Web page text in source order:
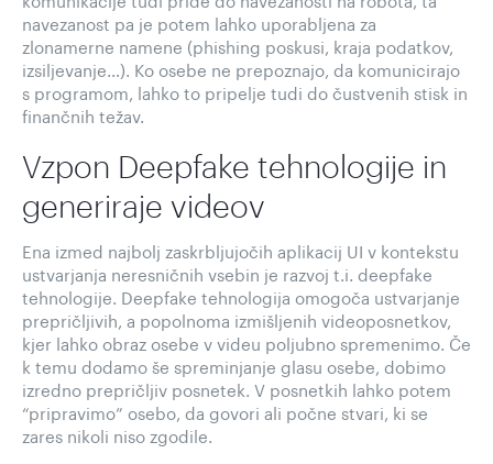
navezanost pa je potem lahko uporabljena za
zlonamerne namene (phishing poskusi, kraja podatkov,
izsiljevanje…). Ko osebe ne prepoznajo, da komunicirajo
s programom, lahko to pripelje tudi do čustvenih stisk in
finančnih težav.
Vzpon Deepfake tehnologije in
generiraje videov
Ena izmed najbolj zaskrbljujočih aplikacij UI v kontekstu
ustvarjanja neresničnih vsebin je razvoj t.i. deepfake
tehnologije. Deepfake tehnologija omogoča ustvarjanje
prepričljivih, a popolnoma izmišljenih videoposnetkov,
kjer lahko obraz osebe v videu poljubno spremenimo. Če
k temu dodamo še spreminjanje glasu osebe, dobimo
izredno prepričljiv posnetek. V posnetkih lahko potem
“pripravimo” osebo, da govori ali počne stvari, ki se
zares nikoli niso zgodile.